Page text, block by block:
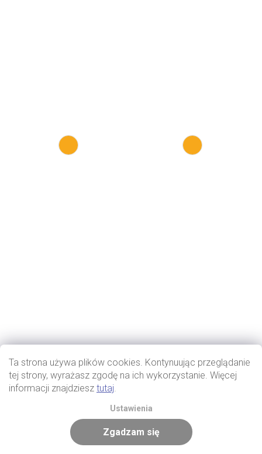
Ta strona używa plików cookies. Kontynuując przeglądanie
tej strony, wyrażasz zgodę na ich wykorzystanie. Więcej
informacji znajdziesz tutaj.
Ustawienia
Zgadzam się